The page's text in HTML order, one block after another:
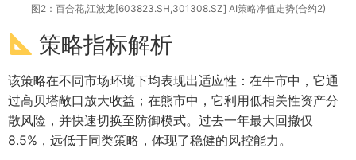
图2：百合花,江波龙[603823.SH,301308.SZ] AI策略净值走势(合约2)
策略指标解析
该策略在不同市场环境下均表现出适应性：在牛市中，它通
过高贝塔敞口放大收益；在熊市中，它利用低相关性资产分
散风险，并快速切换至防御模式。过去一年最大回撤仅
8.5%，远低于同类策略，体现了稳健的风控能力。